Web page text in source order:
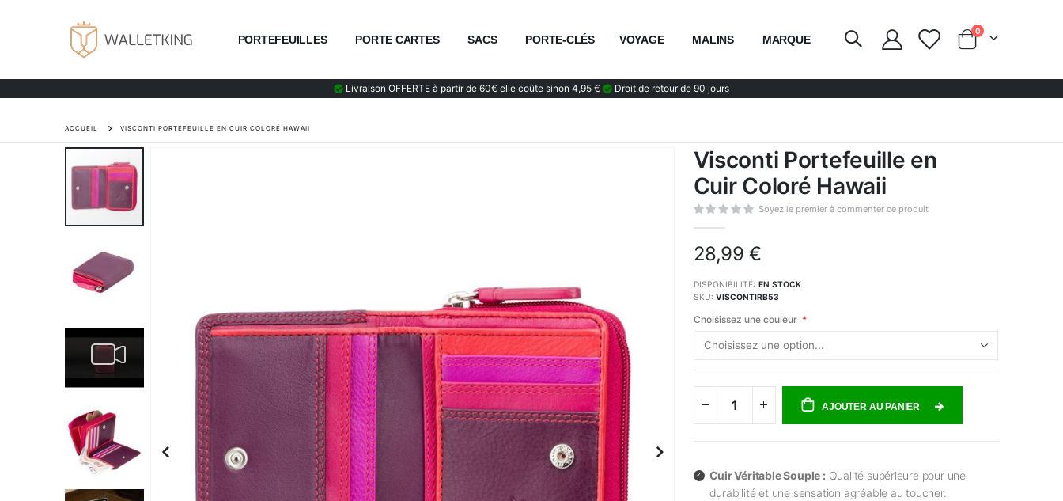
PORTEFEUILLES PORTE CARTES SACS PORTE-CLÉS VOYAGE MALINS MARQUE Chariot
0articles
Livraison OFFERTE à partir de 60€ elle coûte sinon 4,95 € Droit de retour de 90 jours
ACCUEIL VISCONTI PORTEFEUILLE EN CUIR COLORÉ HAWAII
Skip
the
images
Visconti Portefeuille en
Cuir Coloré Hawaii
Soyez le premier à commenter ce produit
28,99 €
DISPONIBILITÉ: EN STOCK
SKU VISCONTIRB53
Choisissez une couleur
AJOUTER AU PANIER
Cuir Véritable Souple : Qualité supérieure pour une
durabilité et une sensation agréable au toucher.